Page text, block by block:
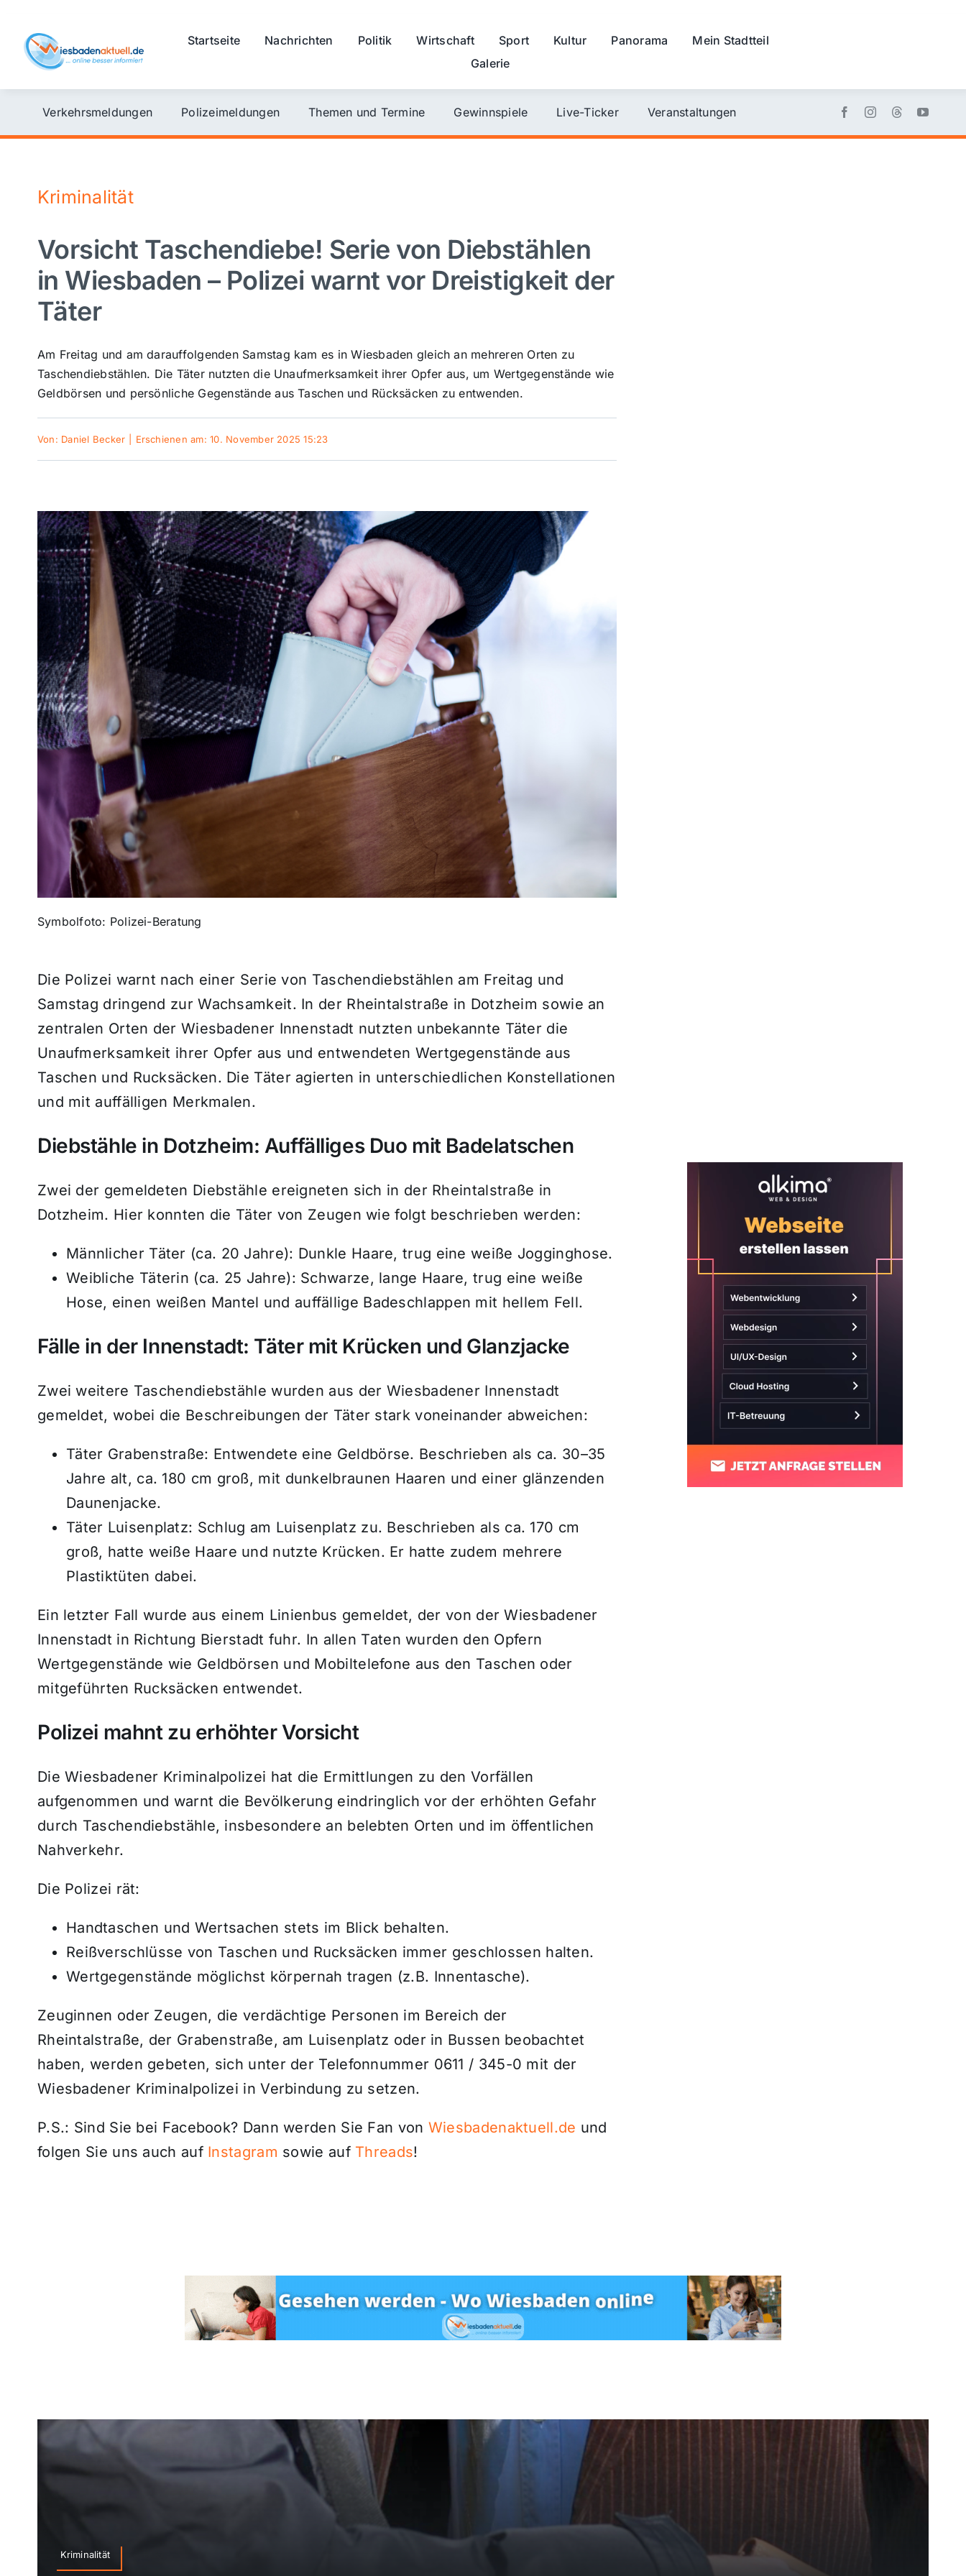
content
Startseite Nachrichten Politik Wirtschaft Sport Kultur Panorama
Mein Stadtteil
Galerie
Verkehrsmeldungen Polizeimeldungen Themen und Termine Gewinnspiele Live-Ticker Veranstaltungen
Kriminalität
Vorsicht Taschendiebe! Serie von Diebstählen
in Wiesbaden – Polizei warnt vor Dreistigkeit der
Täter
Am Freitag und am darauffolgenden Samstag kam es in Wiesbaden gleich an mehreren Orten zu
Taschendiebstählen. Die Täter nutzten die Unaufmerksamkeit ihrer Opfer aus, um Wertgegenstände wie
Geldbörsen und persönliche Gegenstände aus Taschen und Rücksäcken zu entwenden.
Von: Daniel Becker Erschienen am: 10. November 2025 15:23
Symbolfoto: Polizei-Beratung
Die Polizei warnt nach einer Serie von Taschendiebstählen am Freitag und
Samstag dringend zur Wachsamkeit. In der Rheintalstraße in Dotzheim sowie an
zentralen Orten der Wiesbadener Innenstadt nutzten unbekannte Täter die
Unaufmerksamkeit ihrer Opfer aus und entwendeten Wertgegenstände aus
Taschen und Rucksäcken. Die Täter agierten in unterschiedlichen Konstellationen
und mit auffälligen Merkmalen.
Diebstähle in Dotzheim: Auffälliges Duo mit Badelatschen
Zwei der gemeldeten Diebstähle ereigneten sich in der Rheintalstraße in
Dotzheim. Hier konnten die Täter von Zeugen wie folgt beschrieben werden:
Männlicher Täter (ca. 20 Jahre): Dunkle Haare, trug eine weiße Jogginghose.
Weibliche Täterin (ca. 25 Jahre): Schwarze, lange Haare, trug eine weiße
Hose, einen weißen Mantel und auffällige Badeschlappen mit hellem Fell.
Fälle in der Innenstadt: Täter mit Krücken und Glanzjacke
Zwei weitere Taschendiebstähle wurden aus der Wiesbadener Innenstadt
gemeldet, wobei die Beschreibungen der Täter stark voneinander abweichen:
Täter Grabenstraße: Entwendete eine Geldbörse. Beschrieben als ca. 30–35
Jahre alt, ca. 180 cm groß, mit dunkelbraunen Haaren und einer glänzenden
Daunenjacke.
Täter Luisenplatz: Schlug am Luisenplatz zu. Beschrieben als ca. 170 cm
groß, hatte weiße Haare und nutzte Krücken. Er hatte zudem mehrere
Plastiktüten dabei.
Ein letzter Fall wurde aus einem Linienbus gemeldet, der von der Wiesbadener
Innenstadt in Richtung Bierstadt fuhr. In allen Taten wurden den Opfern
Wertgegenstände wie Geldbörsen und Mobiltelefone aus den Taschen oder
mitgeführten Rucksäcken entwendet.
Polizei mahnt zu erhöhter Vorsicht
Die Wiesbadener Kriminalpolizei hat die Ermittlungen zu den Vorfällen
aufgenommen und warnt die Bevölkerung eindringlich vor der erhöhten Gefahr
durch Taschendiebstähle, insbesondere an belebten Orten und im öffentlichen
Nahverkehr.
Die Polizei rät:
Handtaschen und Wertsachen stets im Blick behalten.
Reißverschlüsse von Taschen und Rucksäcken immer geschlossen halten.
Wertgegenstände möglichst körpernah tragen (z.B. Innentasche).
Zeuginnen oder Zeugen, die verdächtige Personen im Bereich der
Rheintalstraße, der Grabenstraße, am Luisenplatz oder in Bussen beobachtet
haben, werden gebeten, sich unter der Telefonnummer 0611 / 345-0 mit der
Wiesbadener Kriminalpolizei in Verbindung zu setzen.
P.S.: Sind Sie bei Facebook? Dann werden Sie Fan von Wiesbadenaktuell.de und
folgen Sie uns auch auf Instagram sowie auf Threads!
Kriminalität